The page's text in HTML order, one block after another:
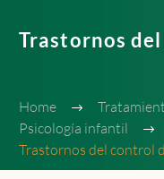
Trastornos
Home
Psicología infantil
Trastornos del control